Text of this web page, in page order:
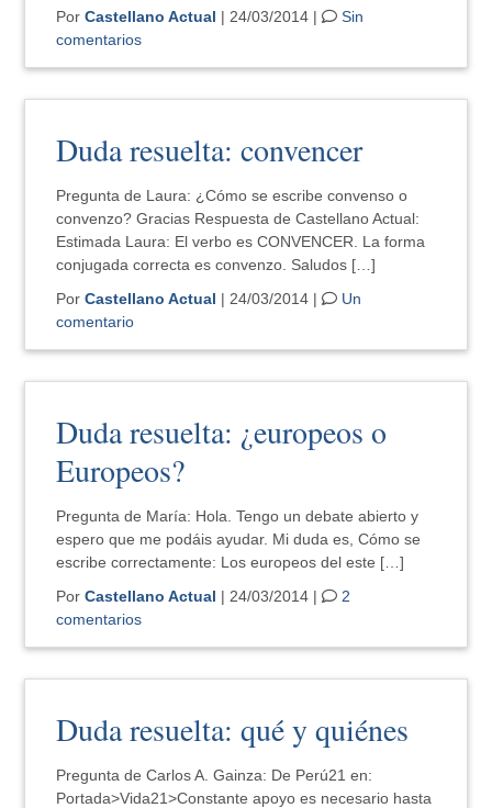
PorCastellano Actual | 24/03/2014 |
Sin
comentarios
Duda resuelta: convencer
Pregunta de Laura: ¿Cómo se escribe convenso o
convenzo? Gracias Respuesta de Castellano Actual:
Estimada Laura: El verbo es CONVENCER. La forma
conjugada correcta es convenzo. Saludos […]
PorCastellano Actual | 24/03/2014 |
Un
comentario
Duda resuelta: ¿europeos o
Europeos?
Pregunta de María: Hola. Tengo un debate abierto y
espero que me podáis ayudar. Mi duda es, Cómo se
escribe correctamente: Los europeos del este […]
PorCastellano Actual | 24/03/2014 |
2
comentarios
Duda resuelta: qué y quiénes
Pregunta de Carlos A. Gainza: De Perú21 en:
Portada>Vida21>Constante apoyo es necesario hasta